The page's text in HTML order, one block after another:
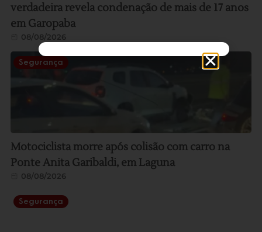
verdadeira revela condenação de mais de 17 anos
em Garopaba
08/08/2026
Segurança
Motociclista morre após colisão com carro na
Ponte Anita Garibaldi, em Laguna
08/08/2026
Segurança